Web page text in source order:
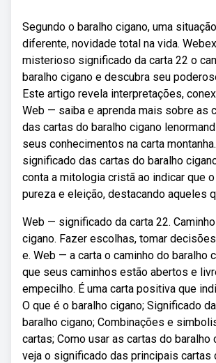
Segundo o baralho cigano, uma
diferente, novidade total na vida.
misterioso significado da carta 22 o
baralho cigano e descubra seu
Este artigo revela interpretações,
Web — saiba e aprenda mais sobre as
das cartas do baralho cigano
seus conhecimentos na carta
significado das cartas do baralho
conta a mitologia cristã ao indicar que
pureza e eleição, destacando aqueles
Web — significado da carta 22.
cigano. Fazer escolhas, tomar
e. Web — a carta o caminho do baralho
que seus caminhos estão abertos e
empecilho. É uma carta positiva que
O que é o baralho cigano; Significado
baralho cigano; Combinações e
cartas; Como usar as cartas do baralho
veja o significado das principais cartas